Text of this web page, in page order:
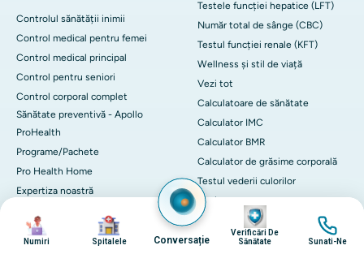
Controlul sănătății inimii
Control medical pentru femei
Control medical principal
Control pentru seniori
Control corporal complet
Sănătate preventivă - Apollo
ProHealth
Programe/Pachete
Pro Health Home
Expertiza noastră
Serviciul de Ambulanță
Testele funcției hepatice (LFT)
Număr total de sânge (CBC)
Testul funcției renale (KFT)
Wellness și stil de viață
Vezi tot
Calculatoare de sănătate
Calculator IMC
Calculator BMR
Calculator de grăsime corporală
Testul vederii culorilor
Vezi tot
Imagine
Numiri
Imagine
Spitalele Conversație
Imagine
Verificări De
Sănătate
Imagine
Sunati-Ne